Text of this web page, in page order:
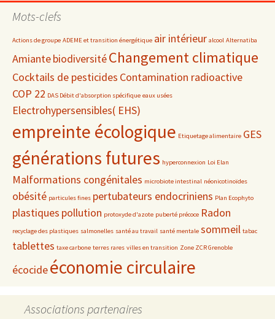
date
Mots-clefs
Actions de groupe ADEME et transition énergétique air intérieur alcool Alternatiba
AmiantebiodiversitéChangement climatique
Cocktails de pesticides Contamination radioactive
COP 22 DAS Débit d'absorption spécifique eaux usées
Electrohypersensibles( EHS)
empreinte écologique Etiquetage alimentaire GES
générations futures hyperconnexion Loi Elan
Malformations congénitales microbiote intestinal néonicotinoïdes
obésité particules fines pertubateurs endocriniens Plan Ecophyto
plastiques pollution protoxyde d'azote puberté précoce Radon
recyclage des plastiques salmonelles santé au travail santé mentale sommeil tabac
tablettes taxe carbone terres rares villes en transition Zone ZCR Grenoble
écocideéconomie circulaire
Associations partenaires